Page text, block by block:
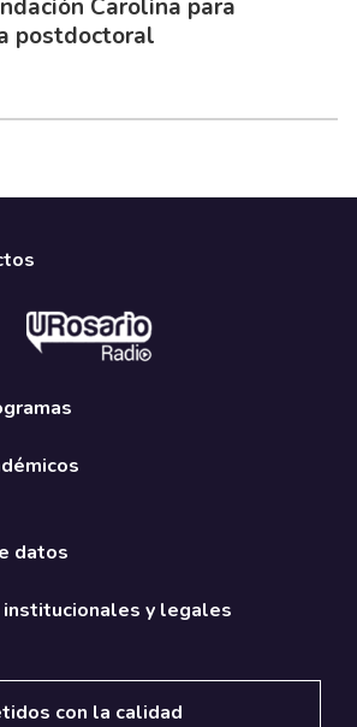
Carolina para
postdoctoral
datos
institucionales y legales
con la calidad